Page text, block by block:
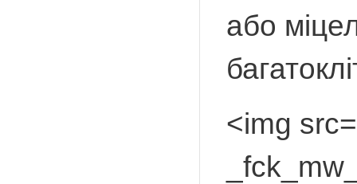
або
<img